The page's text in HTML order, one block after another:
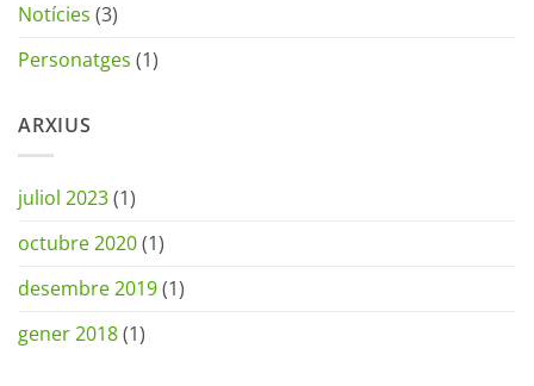
Notícies (3)
Personatges (1)
ARXIUS
juliol 2023(1)
octubre 2020(1)
desembre 2019(1)
gener 2018(1)